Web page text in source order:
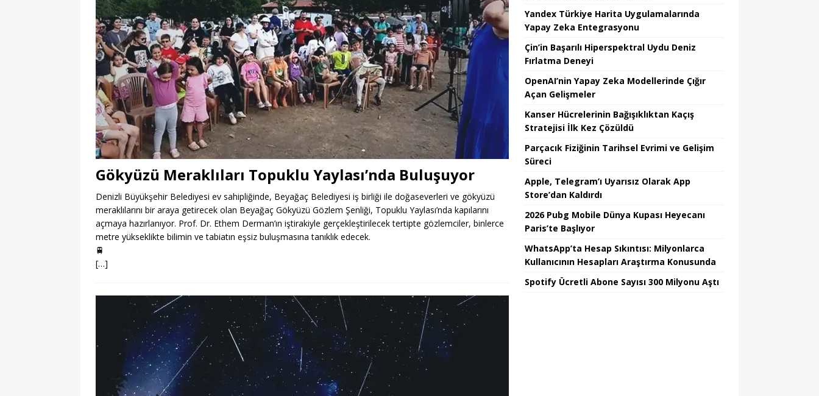
Gökyüzü Meraklıları Topuklu Yaylası’nda Buluşuyor
Denizli Büyükşehir Belediyesi ev sahipliğinde, Beyağaç Belediyesi iş birliği ile doğaseverleri ve gökyüzü
meraklılarını bir araya getirecek olan Beyağaç Gökyüzü Gözlem Şenliği, Topuklu Yaylası’nda kapılarını
açmaya hazırlanıyor. Prof. Dr. Ethem Derman’ın iştirakiyle gerçekleştirilecek tertipte gözlemciler, binlerce
metre yükseklikte bilimin ve tabiatın eşsiz buluşmasına tanıklık edecek.
🚆
[…]
Yandex Türkiye Harita Uygulamalarında
Yapay Zeka Entegrasyonu
Çin’in Başarılı Hiperspektral Uydu Deniz
Fırlatma Deneyi
OpenAI’nin Yapay Zeka Modellerinde Çığır
Açan Gelişmeler
Kanser Hücrelerinin Bağışıklıktan Kaçış
Stratejisi İlk Kez Çözüldü
Parçacık Fiziğinin Tarihsel Evrimi ve Gelişim
Süreci
Apple, Telegram’ı Uyarısız Olarak App
Store’dan Kaldırdı
2026 Pubg Mobile Dünya Kupası Heyecanı
Paris’te Başlıyor
WhatsApp’ta Hesap Sıkıntısı: Milyonlarca
Kullanıcının Hesapları Araştırma Konusunda
Spotify Ücretli Abone Sayısı 300 Milyonu Aştı